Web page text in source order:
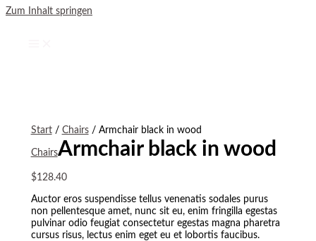
Zum Inhalt springen
Start/ Chairs/ Armchair black in wood
ChairsArmchair black in wood
$128.40
Auctor eros suspendisse tellus venenatis sodales purus
non pellentesque amet, nunc sit eu, enim fringilla egestas
pulvinar odio feugiat consectetur egestas magna pharetra
cursus risus, lectus enim eget eu et lobortis faucibus.